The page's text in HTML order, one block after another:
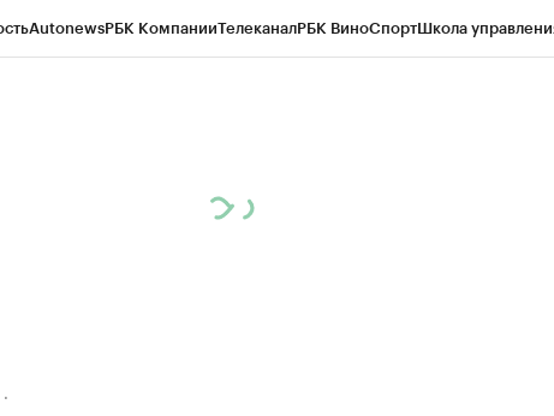
AutonewsРБК КомпанииТелеканалРБК ВиноСпортШкола